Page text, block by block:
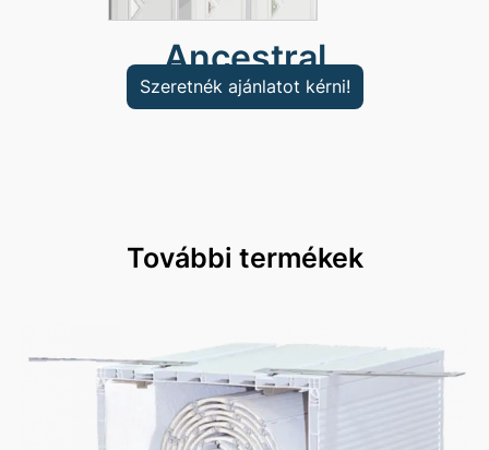
Ancestral
Szeretnék ajánlatot kérni!
További termékek